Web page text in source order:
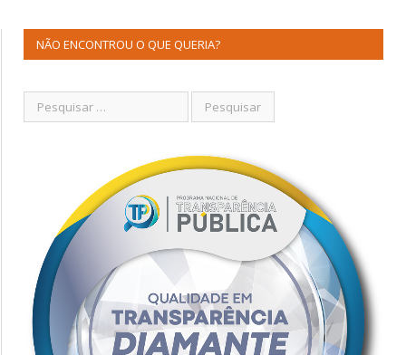
NÃO ENCONTROU O QUE QUERIA?